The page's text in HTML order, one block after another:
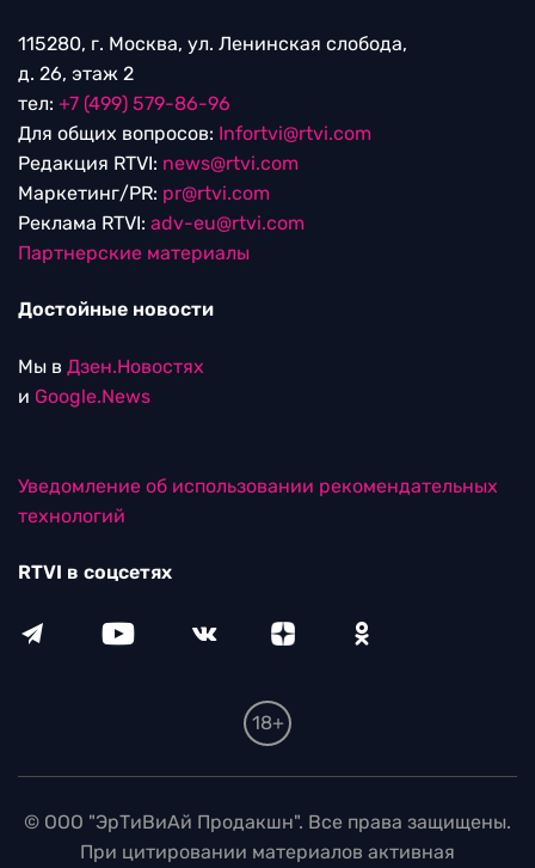
115280, г. Москва, ул. Ленинская слобода,
д. 26, этаж 2
тел: +7 (499) 579-86-96
Для общих вопросов: Infortvi@rtvi.com
Редакция RTVI: news@rtvi.com
Маркетинг/PR: pr@rtvi.com
Реклама RTVI: adv-eu@rtvi.com
Партнерские материалы
Достойные новости
Мы в Дзен.Новостях
и Google.News
Уведомление об использовании рекомендательных
технологий
RTVI в соцсетях
18+
© ООО "ЭрТиВиАй Продакшн". Все права защищены.
При цитировании материалов активная